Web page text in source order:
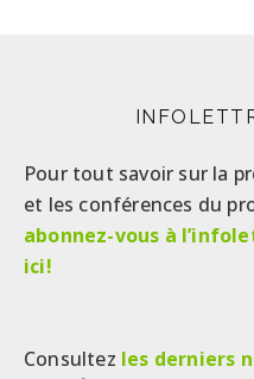
Pour tout savoir sur la
et les conférences du
abonnez-vous à
ici!
Consultez les derniers